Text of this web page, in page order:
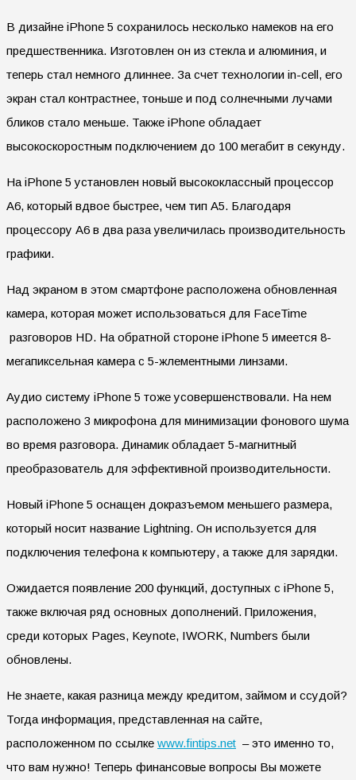
В дизайне iPhone 5 сохранилось несколько намеков на его
предшественника. Изготовлен он из стекла и алюминия, и
теперь стал немного длиннее. За счет технологии in-cell, его
экран стал контрастнее, тоньше и под солнечными лучами
бликов стало меньше. Также iPhone обладает
высокоскоростным подключением до 100 мегабит в секунду.
На iPhone 5 установлен новый высококлассный процессор
А6, который вдвое быстрее, чем тип А5. Благодаря
процессору А6 в два раза увеличилась производительность
графики.
Над экраном в этом смартфоне расположена обновленная
камера, которая может использоваться для FaceTime
разговоров HD. На обратной стороне iPhone 5 имеется 8-
мегапиксельная камера с 5-жлементными линзами.
Аудио систему iPhone 5 тоже усовершенствовали. На нем
расположено 3 микрофона для минимизации фонового шума
во время разговора. Динамик обладает 5-магнитный
преобразователь для эффективной производительности.
Новый iPhone 5 оснащен докразъемом меньшего размера,
который носит название Lightning. Он используется для
подключения телефона к компьютеру, а также для зарядки.
Ожидается появление 200 функций, доступных с iPhone 5,
также включая ряд основных дополнений. Приложения,
среди которых Pages, Keynote, IWORK, Numbers были
обновлены.
Не знаете, какая разница между кредитом, займом и ссудой?
Тогда информация, представленная на сайте,
расположенном по ссылке www.fintips.net – это именно то,
что вам нужно! Теперь финансовые вопросы Вы можете